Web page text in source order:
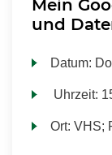
Mein
und
Datum:
Uhrzeit:
Ort:VHS;